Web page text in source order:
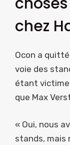
chez
Ocon a
voie des
étant victime
que Max
« Oui, nous
stands, mais